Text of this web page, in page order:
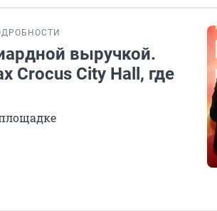
выручкой.
Crocus City Hall, где